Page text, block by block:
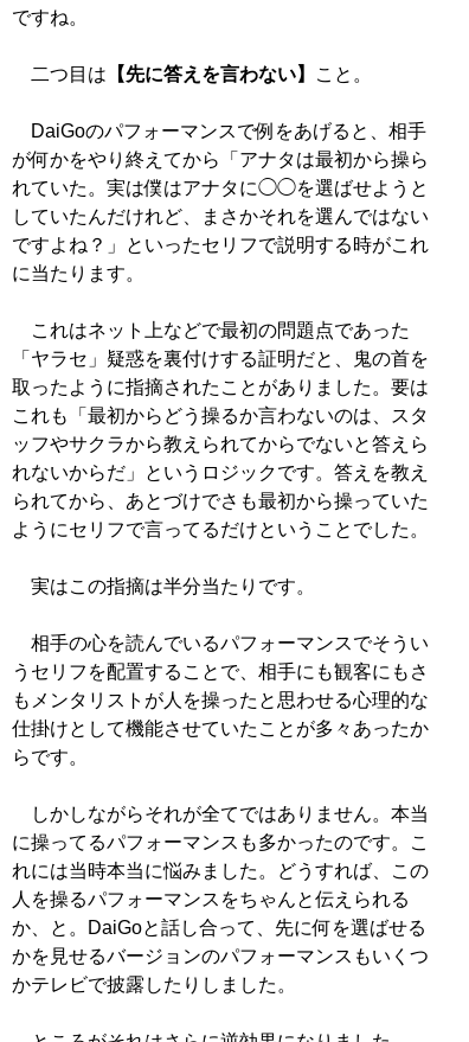
ですね。
二つ目は 【先に答えを言わない】 こと。
DaiGoのパフォーマンスで例をあげると、相手
が何かをやり終えてから「アナタは最初から操ら
れていた。実は僕はアナタに◯◯を選ばせようと
していたんだけれど、まさかそれを選んではない
ですよね？」といったセリフで説明する時がこれ
に当たります。
これはネット上などで最初の問題点であった
「ヤラセ」疑惑を裏付けする証明だと、鬼の首を
取ったように指摘されたことがありました。要は
これも「最初からどう操るか言わないのは、スタ
ッフやサクラから教えられてからでないと答えら
れないからだ」というロジックです。答えを教え
られてから、あとづけでさも最初から操っていた
ようにセリフで言ってるだけということでした。
実はこの指摘は半分当たりです。
相手の心を読んでいるパフォーマンスでそうい
うセリフを配置することで、相手にも観客にもさ
もメンタリストが人を操ったと思わせる心理的な
仕掛けとして機能させていたことが多々あったか
らです。
しかしながらそれが全てではありません。本当
に操ってるパフォーマンスも多かったのです。こ
れには当時本当に悩みました。どうすれば、この
人を操るパフォーマンスをちゃんと伝えられる
か、と。DaiGoと話し合って、先に何を選ばせる
かを見せるバージョンのパフォーマンスもいくつ
かテレビで披露したりしました。